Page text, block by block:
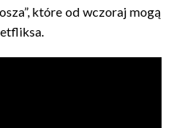
które od wczoraj mogą